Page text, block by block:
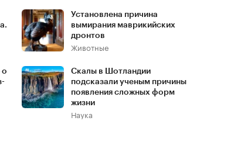
Установлена причина
вымирания маврикийских
дронтов
Животные
о
Скалы в Шотландии
подсказали ученым причины
появления сложных форм
жизни
Наука